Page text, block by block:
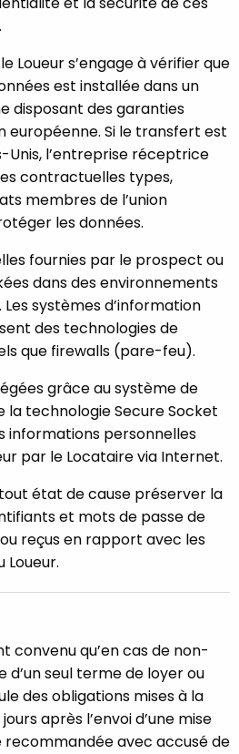
Loueur s’engage à vérifier que
est installée dans un
disposant des garanties
européenne. Si le transfert est
l’entreprise réceptrice
contractuelles types,
membres de l’union
les données.
fournies par le prospect ou
dans des environnements
systèmes d’information
des technologies de
que firewalls (pare-feu).
grâce au système de
la technologie Secure Socket
informations personnelles
par le Locataire via Internet.
état de cause préserver la
et mots de passe de
reçus en rapport avec les
Loueur.
convenu qu’en cas de non-
d’un seul terme de loyer ou
des obligations mises à la
après l’envoi d’une mise
avec accusé de